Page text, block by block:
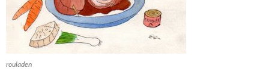
rouladen